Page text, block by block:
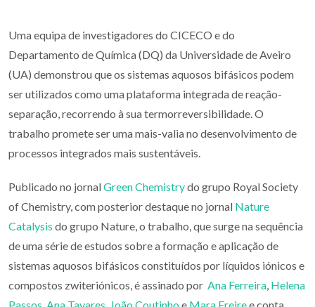
Uma equipa de investigadores do CICECO e do
Departamento de Química (DQ) da Universidade de Aveiro
(UA) demonstrou que os sistemas aquosos bifásicos podem
ser utilizados como uma plataforma integrada de reação-
separação, recorrendo à sua termorreversibilidade. O
trabalho promete ser uma mais-valia no desenvolvimento de
processos integrados mais sustentáveis.
Publicado no jornalGreen Chemistrydo grupo Royal Society
of Chemistry, com posterior destaque no jornal Nature
Catalysis do grupo Nature, o trabalho, que surge na sequência
de uma série de estudos sobre a formação e aplicação de
sistemas aquosos bifásicos constituídos por líquidos iónicos e
compostos zwiteriónicos, é assinado por Ana Ferreira, Helena